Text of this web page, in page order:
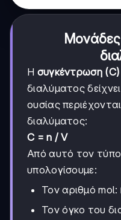
Η συγκέντρωση (C)
διαλύματος
ουσίας
διαλύματος:
C = n / V
Από αυτό τον
υπολογίσουμε:
Τον αριθμό mol:
Τον όγκο του